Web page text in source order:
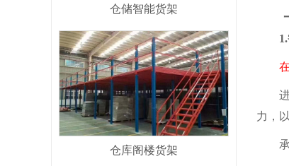
仓储智能货架
仓库阁楼货架
一
1.智
在智
进
力，
承重